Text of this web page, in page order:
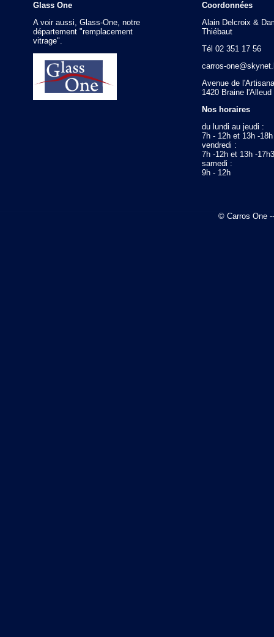
Glass One
A voir aussi, Glass-One, notre
département "remplacement
vitrage".
Coordonnées
Alain Delcroix &
Thiébaut
Tél 02 351 17 56
carros-
Avenue de
1420 Braine l'Alleud
Nos horaires
du lundi au jeudi :
7h - 12h et 13h -18h
vendredi :
7h -12h et 13h -
samedi :
9h - 12h
© Carros One